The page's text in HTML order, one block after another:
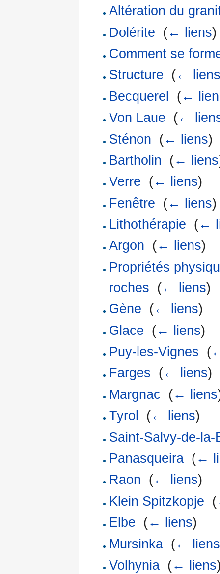
Altération du
Dolérite (← liens)
Comment se
Structure (← liens
Becquerel
(←
Von Laue (←
Sténon (← liens)
Bartholin (← liens
Verre (← liens)
Fenêtre (← liens)
Lithothérapie (←
Argon (← liens)
Propriétés
roches (← liens)
Gène (← liens)
Glace (← liens)
Puy-les-Vignes (
Farges (← liens)
Margnac (← liens
Tyrol
(← liens)
Saint-Salvy-de-la-
Panasqueira‎ (←
Raon (← liens)
Klein Spitzkopje (
Elbe (← liens)
Mursinka‎ (← liens
Volhynia‎ (← liens